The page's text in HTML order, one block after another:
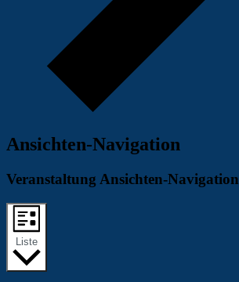
Ansichten-Navigation
Veranstaltung Ansichten-Navigation
Liste